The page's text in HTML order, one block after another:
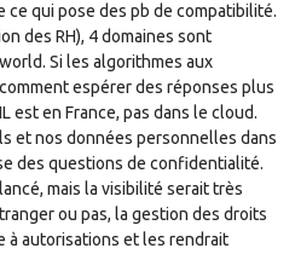
qui pose des pb de compatibilité.
des RH), 4 domaines sont
Si les algorithmes aux
espérer des réponses plus
est en France, pas dans le cloud.
et nos données personnelles dans
des questions de confidentialité.
mais la visibilité serait très
ou pas, la gestion des droits
à autorisations et les rendrait